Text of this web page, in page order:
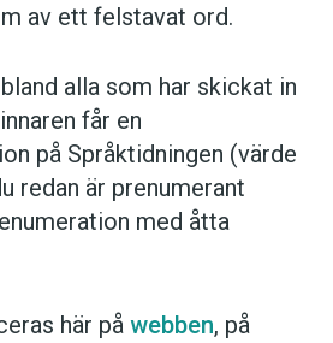
av ett felstavat ord.
alla som har skickat in
får en
på Språktidningen (värde
redan är prenumerant
med åtta
här på webben, på